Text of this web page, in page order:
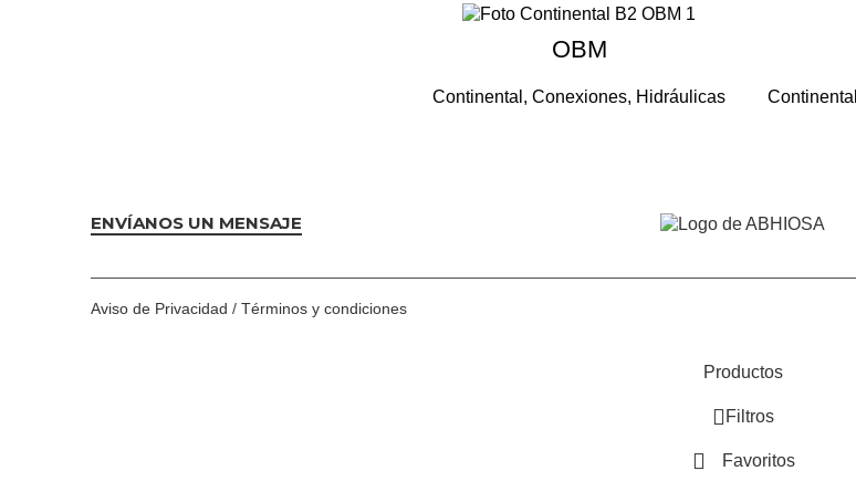
OBM
Continental ,Conexiones, Hidráulicas Continental
ENVÍANOS UN MENSAJE
Aviso de Privacidad /Términos y condiciones
Productos
Filtros
Favoritos